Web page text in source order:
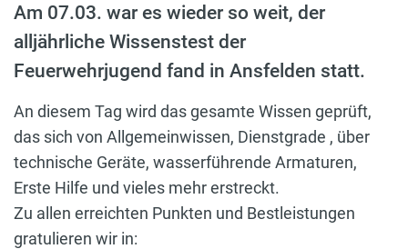
Am 07.03. war es wieder so weit, der
alljährliche Wissenstest der
Feuerwehrjugend fand in Ansfelden statt.
An diesem Tag wird das gesamte Wissen geprüft,
das sich von Allgemeinwissen, Dienstgrade , über
technische Geräte, wasserführende Armaturen,
Erste Hilfe und vieles mehr erstreckt.
Zu allen erreichten Punkten und Bestleistungen
gratulieren wir in: